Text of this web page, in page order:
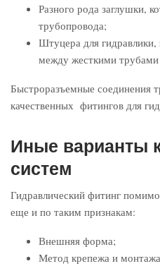
Разного рода заглушки,
трубопровода;
Штуцера для
между жесткими
Быстроразъемные соединения
качественных фитингов для
Иные варианты
систем
Гидравлический фитинг
еще и по таким признакам:
Внешняя форма;
Метод крепежа и